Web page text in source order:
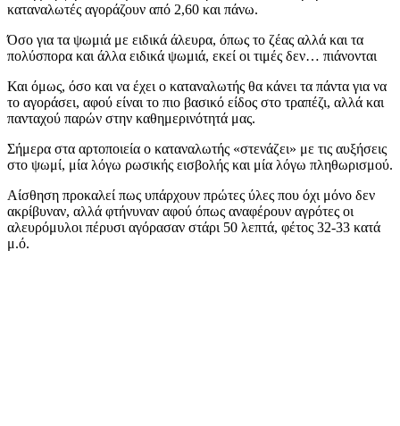
καταναλωτές αγοράζουν από 2,60 και πάνω.
Όσο για τα ψωμιά με ειδικά άλευρα, όπως το ζέας αλλά και τα
πολύσπορα και άλλα ειδικά ψωμιά, εκεί οι τιμές δεν… πιάνονται
Και όμως, όσο και να έχει ο καταναλωτής θα κάνει τα πάντα για να
το αγοράσει, αφού είναι το πιο βασικό είδος στο τραπέζι, αλλά και
πανταχού παρών στην καθημερινότητά μας.
Σήμερα στα αρτοποιεία ο καταναλωτής «στενάζει» με τις αυξήσεις
στο ψωμί, μία λόγω ρωσικής εισβολής και μία λόγω πληθωρισμού.
Αίσθηση προκαλεί πως υπάρχουν πρώτες ύλες που όχι μόνο δεν
ακρίβυναν, αλλά φτήνυναν αφού όπως αναφέρουν αγρότες οι
αλευρόμυλοι πέρυσι αγόρασαν στάρι 50 λεπτά, φέτος 32-33 κατά
μ.ό.